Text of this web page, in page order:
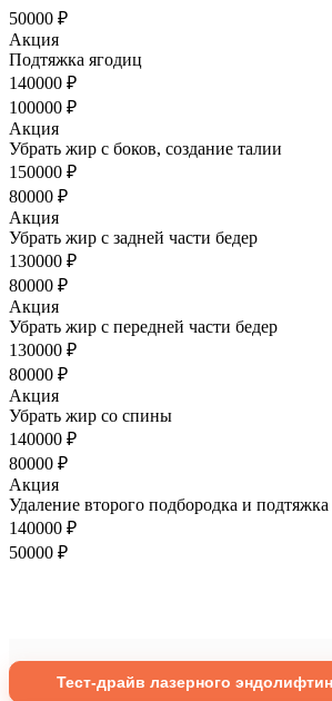
50000 ₽
Акция
Подтяжка ягодиц
140000 ₽
100000 ₽
Акция
Убрать жир с боков, создание талии
150000 ₽
80000 ₽
Акция
Убрать жир с задней части бедер
130000 ₽
80000 ₽
Акция
Убрать жир с передней части бедер
130000 ₽
80000 ₽
Акция
Убрать жир со спины
140000 ₽
80000 ₽
Акция
Удаление второго подбородка и
140000 ₽
50000 ₽
Тест-драйв лазерного